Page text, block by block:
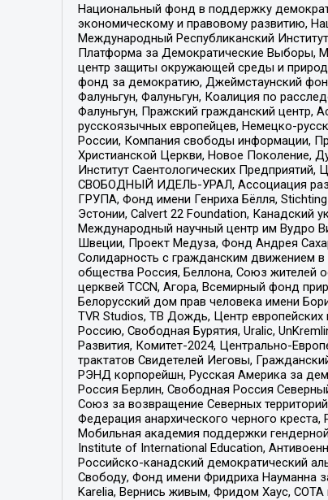
Национальный фонд в поддержку
экономическому и правовому развитию,
Международный Республиканский
Платформа за Демократические Выборы,
центр защиты окружающей среды и
фонд за демократию, Джеймстаунский
Фалуньгун, Фалуньгун, Коалиция по
Фалуньгун, Пражский гражданский центр,
русскоязычных европейцев, Немецко-
России, Компания свободы информации,
Христианской Церкви, Новое Поколение,
Институт Саентологических
СВОБОДНЫЙ ИДЕЛЬ-УРАЛ, Ассоциация
ГРУПА, Фонд имени Генриха Бёлля,
Эстонии, Calvert 22 Foundation, Канадский
Международный научный центр им Вудро
Швеции, Проект Медуза, Фонд Андрея
Солидарность с гражданским движением в
общества Россия, Беллона, Союз жителей
церквей TCCN, Агора, Всемирный фонд
Белорусский дом прав человека имени
TVR Studios, ТВ Дождь, Центр
Россию, Свободная Бурятия, Uralic,
Развития, Комитет-2024, Центрально-
трактатов Свидетелей Иеговы,
РЭНД корпорейшн, Русская Америка за
Россия Берлин, Свободная Россия
Союз за возвращение Северных
Федерация анархического черного
Мобильная академия поддержки
Institute of International Education,
Российско-канадский демократический
Свободу, Фонд имени Фридриха Науманна
Karelia, Вернись живым, Фридом Хаус,